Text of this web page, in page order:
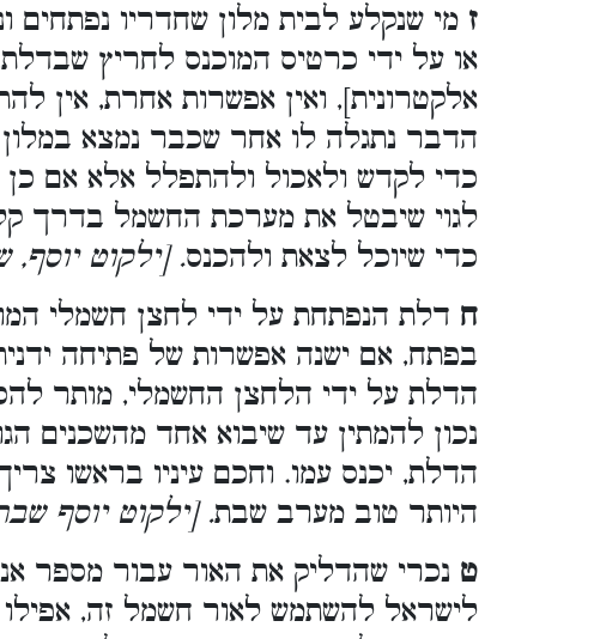
ז מי שנקלע לבית מלון שחדריו נפתחים
או על ידי כרטיס המוכנס לחריץ
אלקטרונית], ואין אפשרות אחרת, אין
הדבר נתגלה לו אחר שכבר נמצא
כדי לקדש ולאכול ולהתפלל אלא אם
לגוי שיבטל את מערכת החשמל בדרך
כדי שיוכל לצאת ולהכנס. [ילקוט
ח דלת הנפתחת על ידי לחצן חשמלי
בפתח, אם ישנה אפשרות של פתיחה
הדלת על ידי הלחצן החשמלי, מותר
נכון להמתין עד שיבוא אחד מהשכנים
הדלת, יכנס עמו. וחכם עיניו בראשו
היותר טוב מערב שבת. [ילקוט יוסף
ט נכרי שהדליק את האור עבור מספר
לישראל להשתמש לאור חשמל זה,